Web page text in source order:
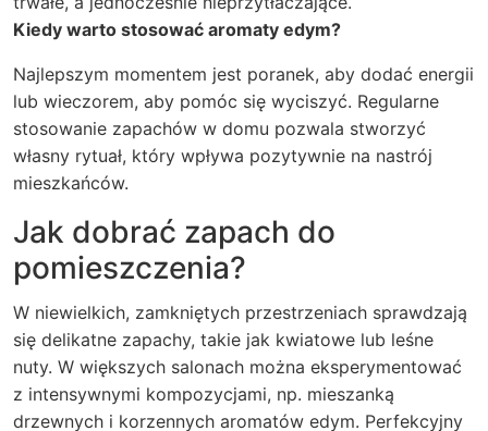
Kiedy warto stosować aromaty edym?
Najlepszym momentem jest poranek, aby dodać energii
lub wieczorem, aby pomóc się wyciszyć. Regularne
stosowanie zapachów w domu pozwala stworzyć
własny rytuał, który wpływa pozytywnie na nastrój
mieszkańców.
Jak dobrać zapach do
pomieszczenia?
W niewielkich, zamkniętych przestrzeniach sprawdzają
się delikatne zapachy, takie jak kwiatowe lub leśne
nuty. W większych salonach można eksperymentować
z intensywnymi kompozycjami, np. mieszanką
drzewnych i korzennych aromatów edym. Perfekcyjny